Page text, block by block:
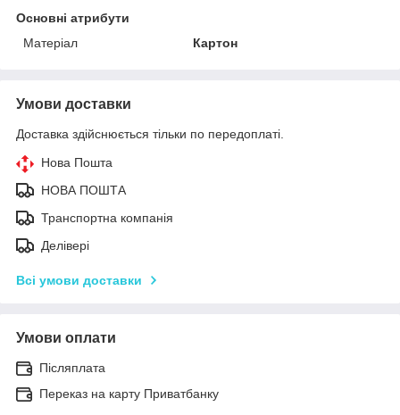
Основні атрибути
Матеріал
Картон
Умови доставки
Доставка здійснюється тільки по передоплаті.
Нова Пошта
НОВА ПОШТА
Транспортна компанія
Делівері
Всі умови доставки
Умови оплати
Післяплата
Переказ на карту Приватбанку